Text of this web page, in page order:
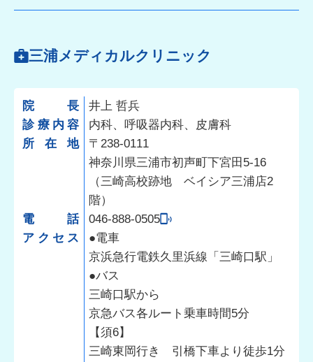
三浦メディカルクリニック
院長
井上 哲兵
診療内容
内科、呼吸器内科、皮膚科
所在地
〒238-0111
神奈川県三浦市初声町下宮田5-16
（三崎高校跡地 ベイシア三浦店2
階）
電話
046-888-0505
アクセス
●電車
京浜急行電鉄久里浜線「三崎口駅」
●バス
三崎口駅から
京急バス各ルート乗車時間5分
【須6】
三崎東岡行き 引橋下車より徒歩1分